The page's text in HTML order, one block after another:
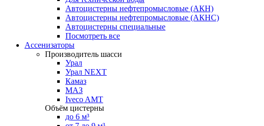
Автоцистерны нефтепромысловые (АКН)
Автоцистерны нефтепромысловые (АКНС)
Автоцистерны специальные
Посмотреть все
Ассенизаторы
Производитель шасси
Урал
Урал NEXT
Камаз
МАЗ
Iveco AMT
Объём цистерны
до 6 м³